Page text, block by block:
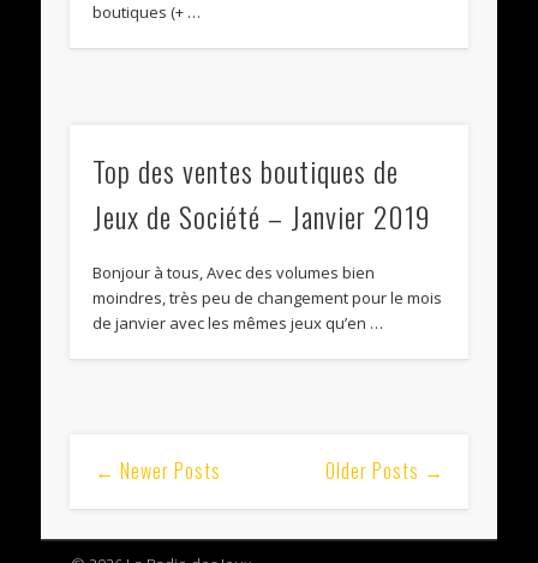
boutiques (+ …
Top des ventes boutiques de
Jeux de Société – Janvier 2019
Bonjour à tous, Avec des volumes bien
moindres, très peu de changement pour le mois
de janvier avec les mêmes jeux qu’en …
← Newer Posts Older Posts →